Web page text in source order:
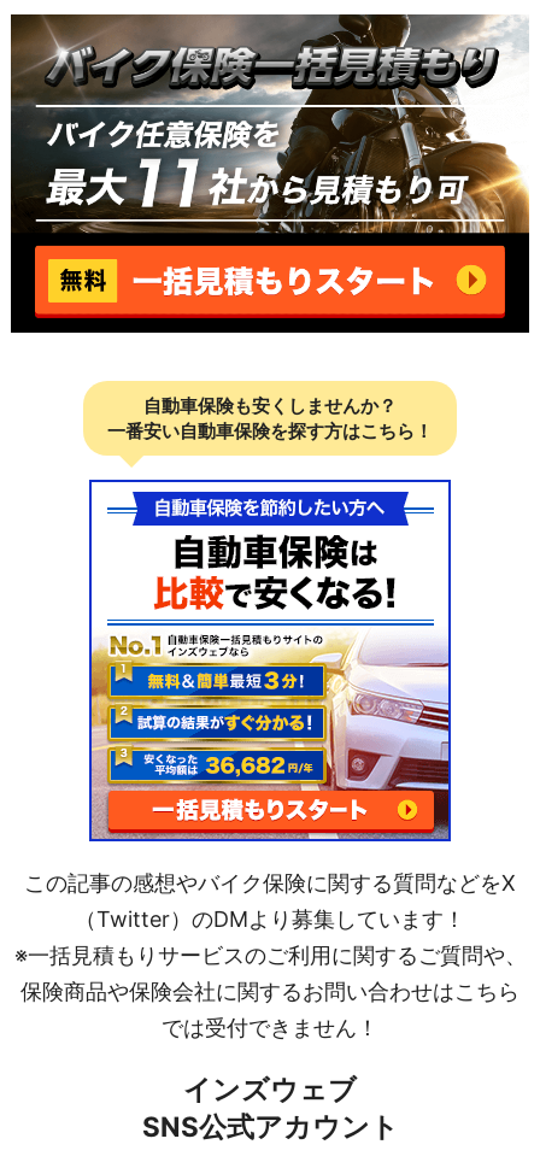
自動車保険も安くしませんか？
一番安い自動車保険を探す方はこちら！
この記事の感想やバイク保険に関する質問などをX
（Twitter）のDMより募集しています！
※一括見積もりサービスのご利用に関するご質問や、
保険商品や保険会社に関するお問い合わせはこちら
では受付できません！
インズウェブ
SNS公式アカウント